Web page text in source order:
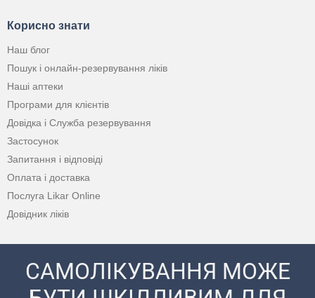
Корисно знати
Наш блог
Пошук і онлайн-резервування ліків
Наші аптеки
Програми для клієнтів
Довідка і Служба резервування
Застосунок
Запитання і відповіді
Оплата і доставка
Послуга Likar Online
Довідник ліків
САМОЛІКУВАННЯ МОЖЕ